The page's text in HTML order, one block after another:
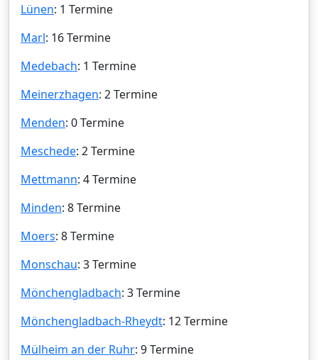
Lünen: 1 Termine
Marl: 16 Termine
Medebach: 1 Termine
Meinerzhagen: 2 Termine
Menden: 0 Termine
Meschede: 2 Termine
Mettmann: 4 Termine
Minden: 8 Termine
Moers: 8 Termine
Monschau: 3 Termine
Mönchengladbach: 3 Termine
Mönchengladbach-Rheydt: 12 Termine
Mülheim an der Ruhr: 9 Termine